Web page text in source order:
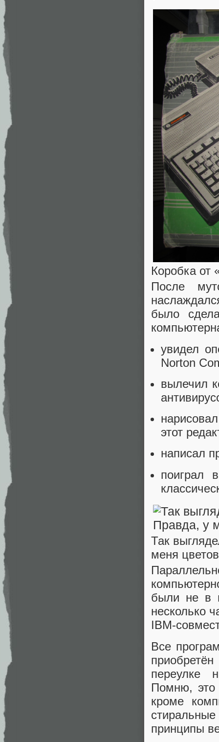
Коробка от
После
было
увидел
Norton
вылечил
этот
написал
поиграл
Так
меня
были не в
несколько
IBM-
Все
переулке
Помню, это
кроме
принципы